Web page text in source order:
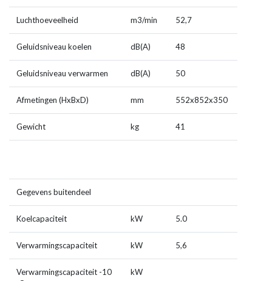
Luchthoeveelheid m3/min 52,7
Geluidsniveau koelen dB(A) 48
Geluidsniveau verwarmen dB(A) 50
Afmetingen (HxBxD) mm 552x852x350
Gewicht kg 41
Gegevens buitendeel
Koelcapaciteit kW 5.0
Verwarmingscapaciteit kW 5,6
Verwarmingscapaciteit -10
kW